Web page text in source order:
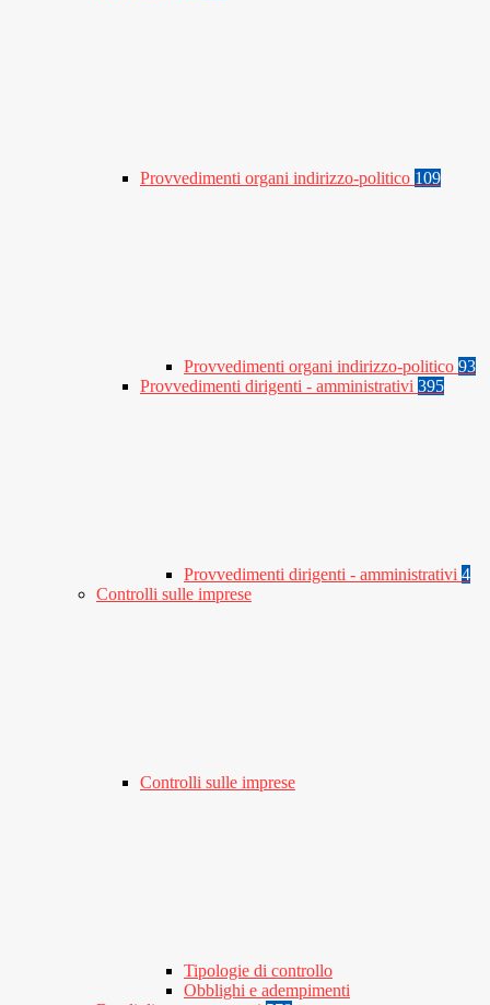
Provvedimenti organi indirizzo-politico 109
Provvedimenti organi indirizzo-politico 93
Provvedimenti dirigenti - amministrativi 395
Provvedimenti dirigenti - amministrativi 4
Controlli sulle imprese
Controlli sulle imprese
Tipologie di controllo
Obblighi e adempimenti